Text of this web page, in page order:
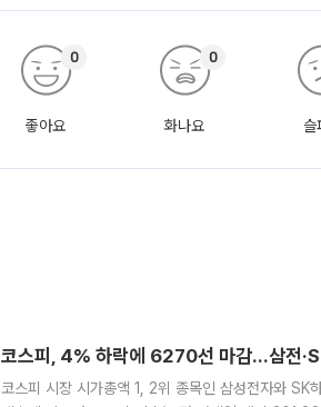
좋아요
0
화나요
0
슬
코스피, 4% 하락에 6270선 마감…삼전
코스피 시장 시가총액 1, 2위 종목인 삼성전자와